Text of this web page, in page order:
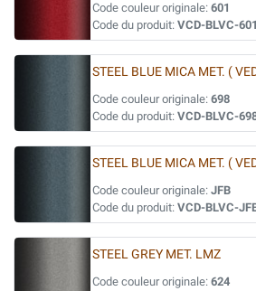
Code couleur originale: 601
Code du produit: VCD-BLVC-601
STEEL BLUE MICA MET. (
Code couleur originale: 698
Code du produit: VCD-BLVC-
STEEL BLUE MICA MET. (
Code couleur originale: JFB
Code du produit: VCD-BLVC-
STEEL GREY MET. LMZ
Code couleur originale: 624